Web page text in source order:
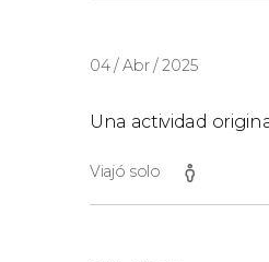
04 / Abr / 2025
Una actividad
Viajó solo